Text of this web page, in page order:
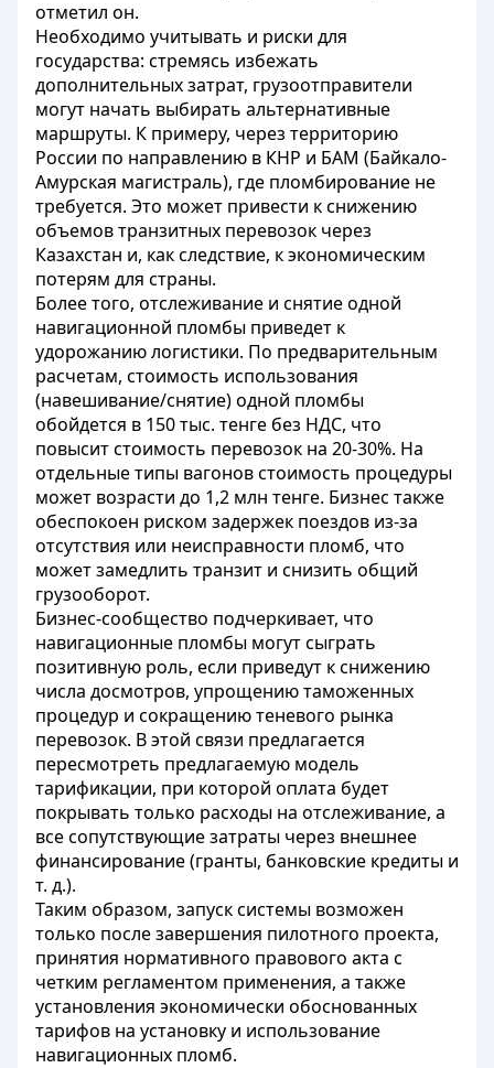
отметил он.
Необходимо учитывать и риски для
государства: стремясь избежать
дополнительных затрат, грузоотправители
могут начать выбирать альтернативные
маршруты. К примеру, через территорию
России по направлению в КНР и БАМ (Байкало-
Амурская магистраль), где пломбирование не
требуется. Это может привести к снижению
объемов транзитных перевозок через
Казахстан и, как следствие, к экономическим
потерям для страны.
Более того, отслеживание и снятие одной
навигационной пломбы приведет к
удорожанию логистики. По предварительным
расчетам, стоимость использования
(навешивание/снятие) одной пломбы
обойдется в 150 тыс. тенге без НДС, что
повысит стоимость перевозок на 20-30%. На
отдельные типы вагонов стоимость процедуры
может возрасти до 1,2 млн тенге. Бизнес также
обеспокоен риском задержек поездов из-за
отсутствия или неисправности пломб, что
может замедлить транзит и снизить общий
грузооборот.
Бизнес-сообщество подчеркивает, что
навигационные пломбы могут сыграть
позитивную роль, если приведут к снижению
числа досмотров, упрощению таможенных
процедур и сокращению теневого рынка
перевозок. В этой связи предлагается
пересмотреть предлагаемую модель
тарификации, при которой оплата будет
покрывать только расходы на отслеживание, а
все сопутствующие затраты через внешнее
финансирование (гранты, банковские кредиты и
т. д.).
Таким образом, запуск системы возможен
только после завершения пилотного проекта,
принятия нормативного правового акта с
четким регламентом применения, а также
установления экономически обоснованных
тарифов на установку и использование
навигационных пломб.